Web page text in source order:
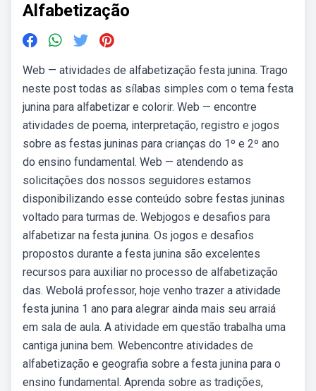
Alfabetização
Web — atividades de alfabetização festa junina. Trago
neste post todas as sílabas simples com o tema festa
junina para alfabetizar e colorir. Web — encontre
atividades de poema, interpretação, registro e jogos
sobre as festas juninas para crianças do 1º e 2º ano
do ensino fundamental. Web — atendendo as
solicitações dos nossos seguidores estamos
disponibilizando esse conteúdo sobre festas juninas
voltado para turmas de. Webjogos e desafios para
alfabetizar na festa junina. Os jogos e desafios
propostos durante a festa junina são excelentes
recursos para auxiliar no processo de alfabetização
das. Webolá professor, hoje venho trazer a atividade
festa junina 1 ano para alegrar ainda mais seu arraiá
em sala de aula. A atividade em questão trabalha uma
cantiga junina bem. Webencontre atividades de
alfabetização e geografia sobre a festa junina para o
ensino fundamental. Aprenda sobre as tradições,